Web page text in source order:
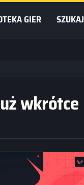
GIER SZUKAJ
wkrótce